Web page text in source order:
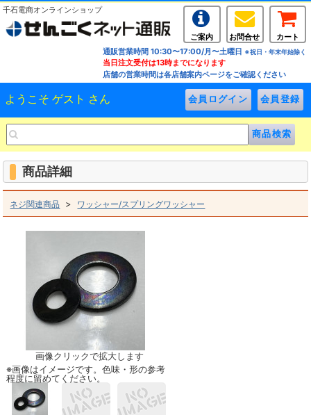
千石電商オンラインショップ
ご案内 お問合せ
カート
通販営業時間 10:30〜17:00/月〜土曜日 ※祝日・年末年始除く
当日注文受付は13時までになります
店舗の営業時間は各店舗案内ページをご確認ください
ようこそ ゲスト さん
商品詳細
ネジ関連商品 > ワッシャー/スプリングワッシャー
画像クリックで拡大します
※画像はイメージです。色味・形の参考
程度に留めてください。